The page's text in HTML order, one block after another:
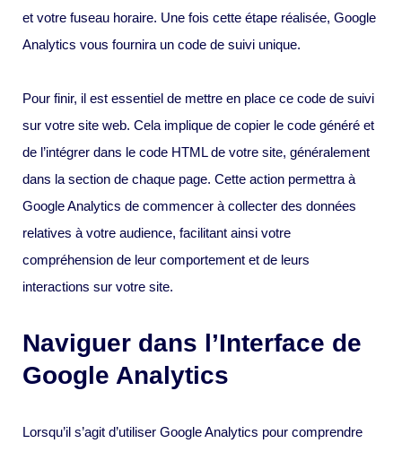
et votre fuseau horaire. Une fois cette étape réalisée, Google
Analytics vous fournira un code de suivi unique.
Pour finir, il est essentiel de mettre en place ce code de suivi
sur votre site web. Cela implique de copier le code généré et
de l’intégrer dans le code HTML de votre site, généralement
dans la section de chaque page. Cette action permettra à
Google Analytics de commencer à collecter des données
relatives à votre audience, facilitant ainsi votre
compréhension de leur comportement et de leurs
interactions sur votre site.
Naviguer dans l’Interface de
Google Analytics
Lorsqu’il s’agit d’utiliser Google Analytics pour comprendre